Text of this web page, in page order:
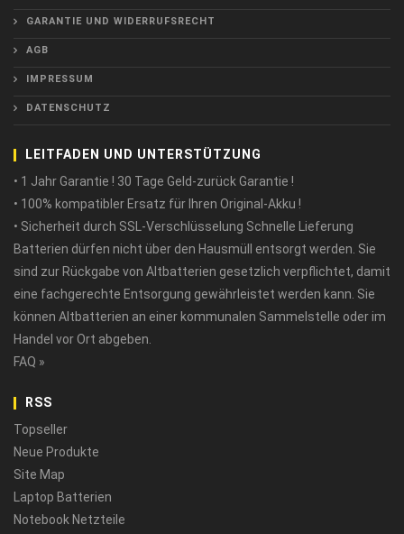
GARANTIE UND WIDERRUFSRECHT
AGB
IMPRESSUM
DATENSCHUTZ
LEITFADEN UND UNTERSTÜTZUNG
• 1 Jahr Garantie ! 30 Tage Geld-zurück Garantie !
• 100% kompatibler Ersatz für Ihren Original-Akku !
• Sicherheit durch SSL-Verschlüsselung Schnelle Lieferung
Batterien dürfen nicht über den Hausmüll entsorgt werden. Sie
sind zur Rückgabe von Altbatterien gesetzlich verpflichtet, damit
eine fachgerechte Entsorgung gewährleistet werden kann. Sie
können Altbatterien an einer kommunalen Sammelstelle oder im
Handel vor Ort abgeben.
FAQ »
RSS
Topseller
Neue Produkte
Site Map
Laptop Batterien
Notebook Netzteile